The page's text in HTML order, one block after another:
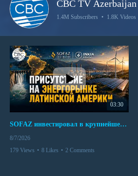
CBC TV Azerbaijan
1.4M Subscribers • 1.8K Videos
03:30
SOFAZ инвестировал в крупнейшего независимого производителя электроэнергии Перу
8/7/2026
179 Views • 8 Likes • 2 Comments